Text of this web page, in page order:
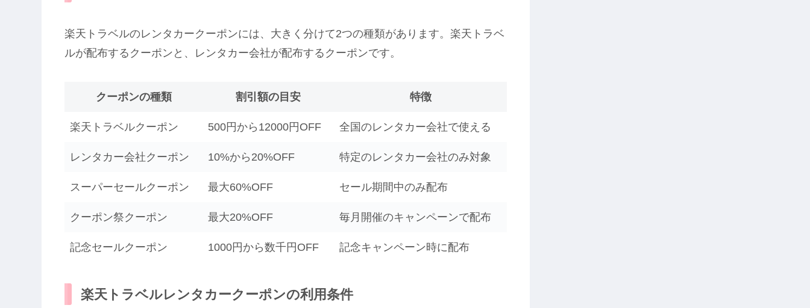
楽天トラベルのレンタカークーポンには、大きく分けて2つの種類があります。楽天トラベ
ルが配布するクーポンと、レンタカー会社が配布するクーポンです。
クーポンの種類 割引額の目安 特徴
楽天トラベルクーポン 500円から12000円OFF 全国のレンタカー会社で使える
レンタカー会社クーポン 10%から20%OFF 特定のレンタカー会社のみ対象
スーパーセールクーポン 最大60%OFF セール期間中のみ配布
クーポン祭クーポン 最大20%OFF 毎月開催のキャンペーンで配布
記念セールクーポン 1000円から数千円OFF 記念キャンペーン時に配布
楽天トラベルレンタカークーポンの利用条件